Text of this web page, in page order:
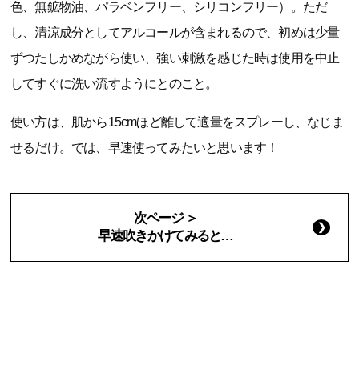
色、無鉱物油、パラベンフリー、シリコンフリー）。ただ
し、清涼成分としてアルコールが含まれるので、初めは少量
ずつたしかめながら使い、強い刺激を感じた時は使用を中止
してすぐに洗い流すようにとのこと。
使い方は、肌から15cmほど離して適量をスプレーし、なじま
せるだけ。では、早速使ってみたいと思います！
次ページ ＞
早速吹きかけてみると…